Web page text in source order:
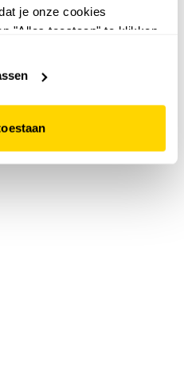
je onze cookies
"Alles toestaan" te klikken.